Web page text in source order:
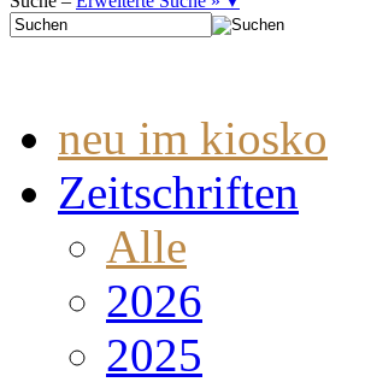
neu im kiosko
Zeitschriften
Alle
2026
2025